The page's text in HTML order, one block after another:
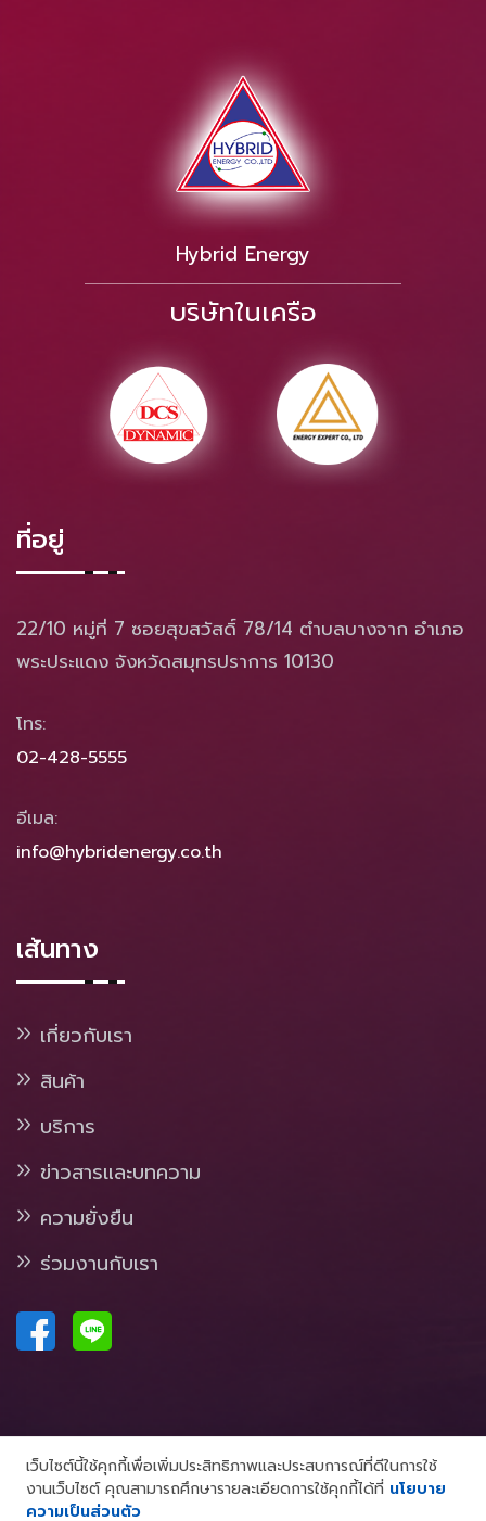
Hybrid Energy
บริษัทในเครือ
ที่อยู่
22/10 หมู่ที่ 7 ซอยสุขสวัสดิ์ 78/14 ตำบลบางจาก อำเภอ
พระประแดง จังหวัดสมุทรปราการ 10130
โทร:
02-428-5555
อีเมล:
info@hybridenergy.co.th
เส้นทาง
เกี่ยวกับเรา
สินค้า
บริการ
ข่าวสารและบทความ
ความยั่งยืน
ร่วมงานกับเรา
© 2025 hybridenergy.co.th . All rights
เว็บไซต์นี้ใช้คุกกี้เพื่อเพิ่มประสิทธิภาพและประสบการณ์ที่ดีในการใช้
งานเว็บไซต์ คุณสามารถศึกษารายละเอียดการใช้คุกกี้ได้ที่ นโยบาย
ความเป็นส่วนตัว